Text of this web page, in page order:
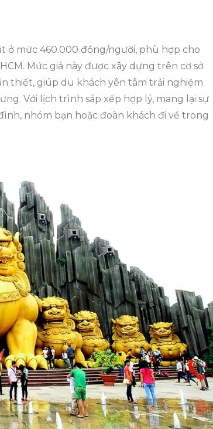
ở mức 460.000 đồng/người, phù hợp cho
Mức giá này được xây dựng trên cơ sở
thiết, giúp du khách yên tâm trải nghiệm
Với lịch trình sắp xếp hợp lý, mang lại sự
nhóm bạn hoặc đoàn khách đi về trong